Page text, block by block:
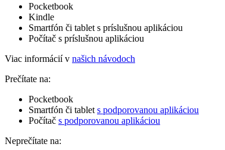
Pocketbook
Kindle
Smartfón či tablet s príslušnou aplikáciou
Počítač s príslušnou aplikáciou
Viac informácií v našich návodoch
Prečítate na:
Pocketbook
Smartfón či tablet s podporovanou aplikáciou
Počítač s podporovanou aplikáciou
Neprečítate na: